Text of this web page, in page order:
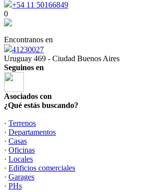
+54 11 50166849
0
Encontranos en
41230027
Uruguay 469 - Ciudad Buenos Aires
Seguinos en
Asociados con
¿Qué estás buscando?
· Terrenos
· Departamentos
· Casas
· Oficinas
· Locales
· Edificios comerciales
· Garages
· PHs